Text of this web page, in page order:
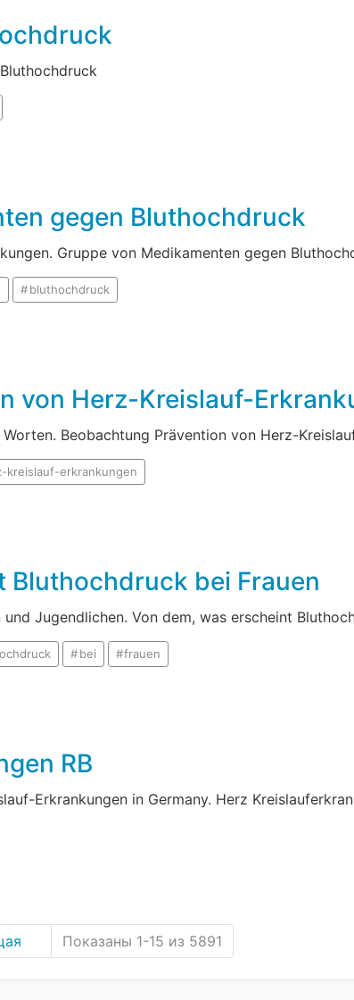
gegen Bluthochdruck
Gruppe von Medikamenten gegen
bluthochdruck
von Herz-Kreislauf-
Beobachtung Prävention von Herz-
kreislauf-erkrankungen
Bluthochdruck bei Frauen
Jugendlichen. Von dem, was erscheint
bei frauen
RB
Erkrankungen in Germany. Herz
Показаны 1-15 из 5891